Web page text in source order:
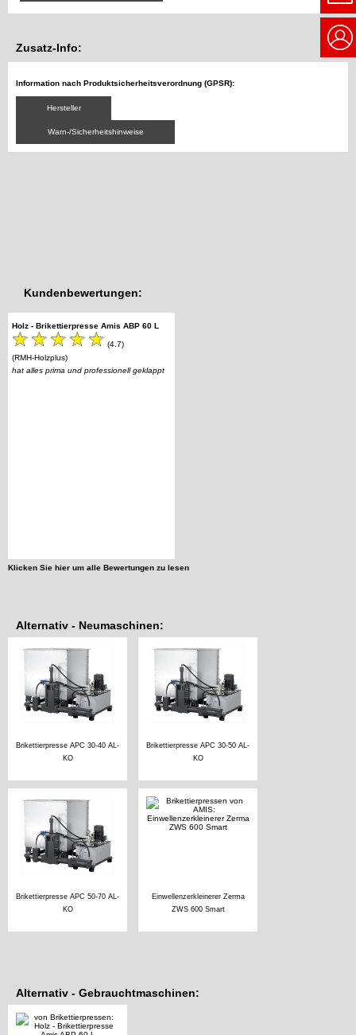
Zusatz-Info:
Information nach Produktsicherheitsverordnung (GPSR):
Hersteller
Warn-/Sicherheitshinweise
Kundenbewertungen:
Holz - Brikettierpresse Amis ABP 60 L
(4.7)
(RMH-Holzplus)
hat alles prima und professionell geklappt
Klicken Sie hier um alle Bewertungen zu lesen
Alternativ - Neumaschinen:
Brikettierpresse APC 30-40 AL-
KO
Brikettierpresse APC 30-50 AL-
KO
Brikettierpresse APC 50-70 AL-
KO
Einwellenzerkleinerer Zerma
ZWS 600 Smart
Alternativ - Gebrauchtmaschinen: